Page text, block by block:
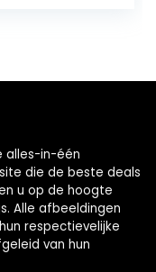
alles-in-één
die de beste deals
u op de hoogte
Alle afbeeldingen
respectievelijke
van hun